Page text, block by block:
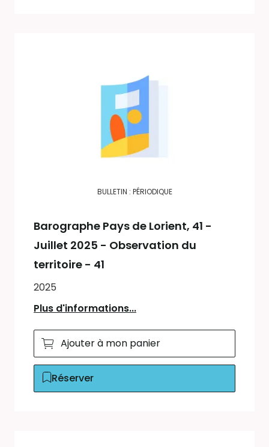
BULLETIN : PÉRIODIQUE
Barographe Pays de Lorient, 41 -
Juillet 2025 - Observation du
territoire - 41
2025
Plus d'informations...
Ajouter à mon panier
Réserver